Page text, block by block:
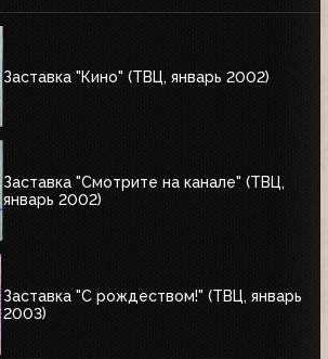
Заставка "Кино" (ТВЦ, январь 2002)
Заставка "Смотрите на канале" (ТВЦ,
январь 2002)
Заставка "С рождеством!" (ТВЦ, январь
2003)